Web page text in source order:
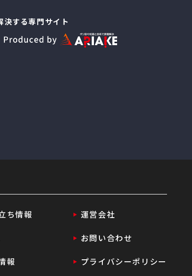
する専門サイト
ち情報
報
運営会社
お問い合わせ
プライバシーポリシー